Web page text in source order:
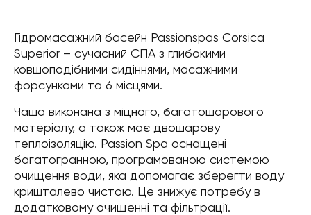
Гідромасажний басейн Passionspas Corsica
Superior – сучасний СПА з глибокими
ковшоподібними сидіннями, масажними
форсунками та 6 місцями.
Чаша виконана з міцного, багатошарового
матеріалу, а також має двошарову
теплоізоляцію. Passion Spa оснащені
багатогранною, програмованою системою
очищення води, яка допомагає зберегти воду
кришталево чистою. Це знижує потребу в
додатковому очищенні та фільтрації.